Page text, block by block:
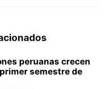
peruanas crecen
semestre de